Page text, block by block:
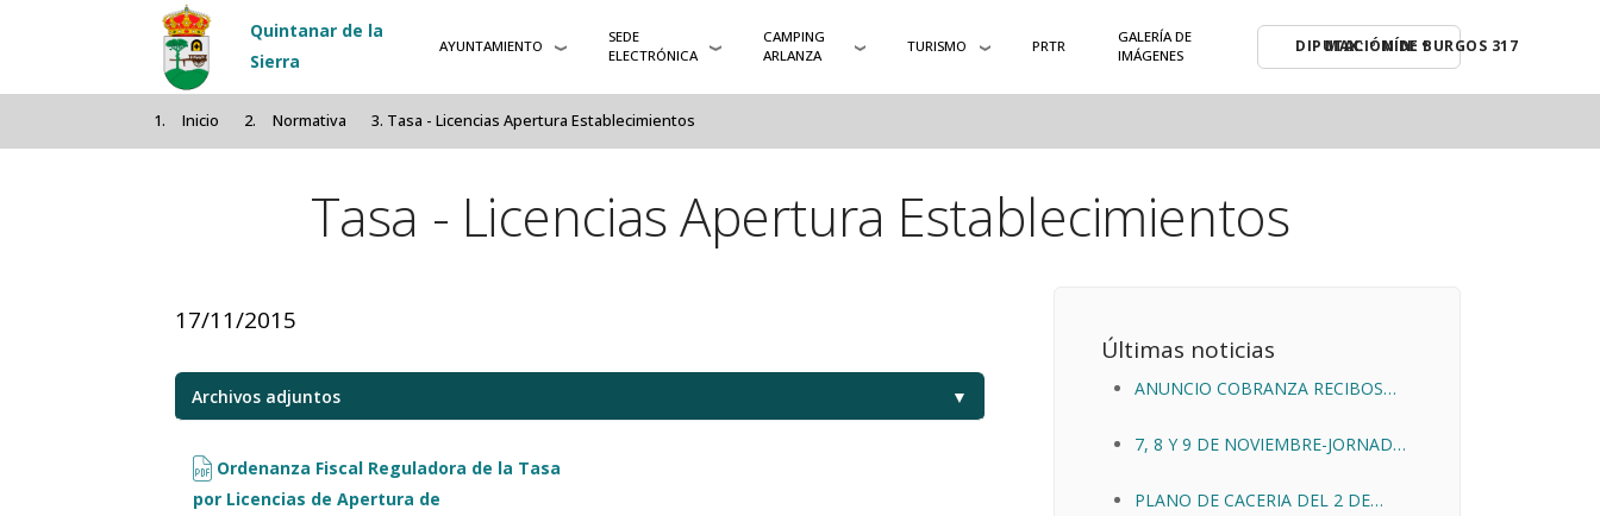
Pasar al contenido principal
Quintanar de la
Sierra
AYUNTAMIENTO
SEDE
ELECTRÓNICA
CAMPING
ARLANZA
TURISMO PRTR
GALERÍA DE
IMÁGENES
MAX: º MÍN: º
Inicio Normativa Tasa - Licencias Apertura Establecimientos
Tasa - Licencias Apertura Establecimientos
Últimas noticias
ANUNCIO COBRANZA RECIBOS
ACTIVIADES ECONOMICAS 2026
7, 8 Y 9 DE NOVIEMBRE-JORNADAS
LA SIERRA
PLANO DE CACERIA DEL 2 DE
17/11/2015
Archivos adjuntos ▼
Ordenanza Fiscal Reguladora de la Tasa
por Licencias de Apertura de